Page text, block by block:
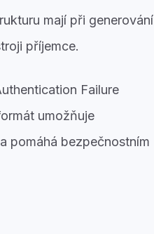
mají při generování
příjemce.
Failure
umožňuje
pomáhá bezpečnostním